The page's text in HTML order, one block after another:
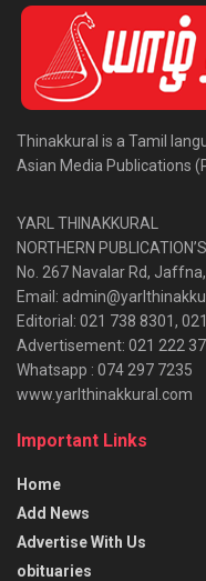
Thinakkural is a Tamil
Asian Media Publications
YARL THINAKKURAL
NORTHERN
No. 267 Navalar Rd, Jaffna,
Email:
Editorial: 021 738 8301,
Advertisement: 021 222
Whatsapp : 074 297 7235
www.yarlthinakkural.com
Important Links
Home
Add News
Advertise With Us
obituaries